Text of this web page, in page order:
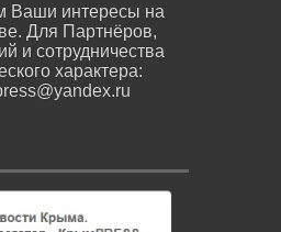
Ваши интересы на
Для Партнёров,
и сотрудничества
характера: